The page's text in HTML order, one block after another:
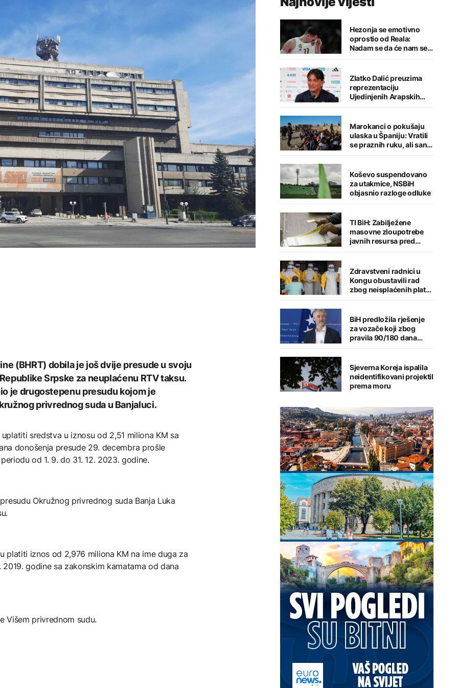
(BHRT) dobila je još dvije presude u svoju
Srpske za neuplaćenu RTV taksu.
je drugostepenu presudu kojom je
privrednog suda u Banjaluci.
uplatiti sredstva u iznosu od 2,51 miliona KM sa
donošenja presude 29. decembra prošle
od 1. 9. do 31. 12. 2023. godine.
Okružnog privrednog suda Banja Luka
platiti iznos od 2,976 miliona KM na ime duga za
2019. godine sa zakonskim kamatama od dana
Višem privrednom sudu.
Hezonja se emotivno
oprostio od Reala:
Nadam se da će nam se
putevi ponovo ukrstiti
Zlatko Dalić preuzima
reprezentaciju
Ujedinjenih Arapskih
Emirata
Marokanci o pokušaju
ulaska u Španiju: Vratili
se praznih ruku, ali san o
migraciji nije ugašen
Koševo suspendovano
za utakmice, NSBiH
objasnio razloge odluke
TI BiH: Zabilježene
masovne zloupotrebe
javnih resursa pred
izbore, CIK sve manje
nepravilnosti
Zdravstveni radnici u
Kongu obustavili rad
zbog neisplaćenih plata
tokom epidemije ebole
BiH predložila rješenje
za vozače koji zbog
pravila 90/180 dana
imaju probleme u EU
Sjeverna Koreja ispalila
neidentifikovani projektil
prema moru